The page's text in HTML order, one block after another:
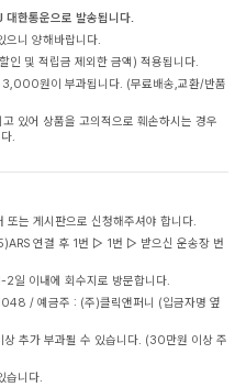
한통운으로 발송됩니다.
으니 양해바랍니다.
인 및 적립금 제외한 금액) 적용됩니다.
원이 부과됩니다. (무료배송,교환/반품
있어 상품을 고의적으로 훼손하시는 경우
.
는 게시판으로 신청해주셔야 합니다.
연결 후 1번 ▷ 1번 ▷ 받으신 운송장 번
2일 이내에 회수지로 방문합니다.
/ 예금주 : (주)클릭앤퍼니 (입금자명 옆
추가 부과될 수 있습니다. (30만원 이상 주
습니다.